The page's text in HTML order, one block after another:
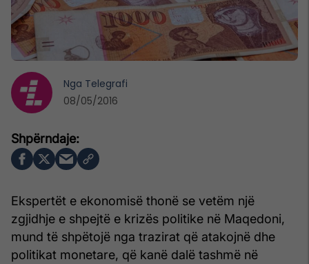
Ekspertët e ekonomisë thonë se vetëm një
zgjidhje e shpejtë e krizës politike në Maqedoni,
mund të shpëtojë nga trazirat që atakojnë dhe
politikat monetare, që kanë dalë tashmë në
Nga Telegrafi
08/05/2016